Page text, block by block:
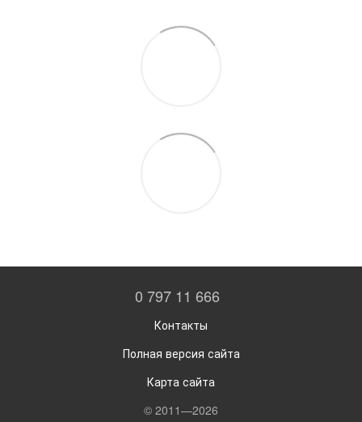
0 797 11 666
Контакты
Полная версия сайта
Карта сайта
© 2011—2026